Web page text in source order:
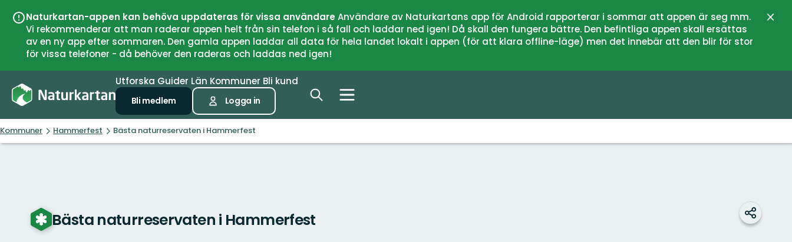
Naturkartan-appen kan behöva uppdateras för vissa användareAnvändare av Naturkartans app för Android rapporterar i sommar att appen är seg mm.
Vi rekommenderar att man raderar appen helt från sin telefon i så fall och laddar ned igen! Då skall den fungera bättre. Den befintliga appen skall ersättas
av en ny app efter sommaren. Den gamla appen laddar all data för hela landet lokalt i appen (för att klara offline-läge) men det innebär att den blir för stor
för vissa telefoner - då behöver den raderas och laddas ned igen!
Utforska Guider Län Kommuner Bli kund
Bli medlem Logga in
Kommuner Hammerfest Bästa naturreservaten i Hammerfest
Bästa naturreservaten i Hammerfest Dela